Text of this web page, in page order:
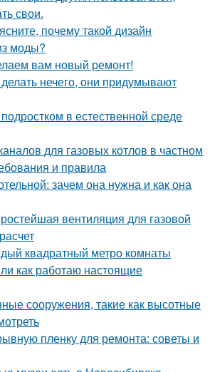
свои.
почему такой дизайн
моды?
вам новый ремонт!
нечего, они придумывают
в естественной среде
для газовых котлов в частном
и правила
зачем она нужна и как она
вентиляция для газовой
квадратный метро комнаты
как работаю настоящие
сооружения, такие как высотные
пленку для ремонта: советы и